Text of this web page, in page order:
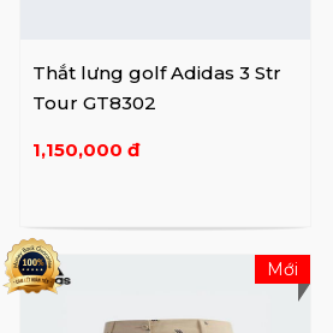
giới thương mại toàn cầu.
Thắt lưng golf Adidas 3 Str
Tour GT8302
1,150,000 đ
Mới